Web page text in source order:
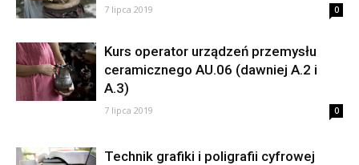
7 lipca 2019 0
Kurs operator urządzeń przemysłu
ceramicznego AU.06 (dawniej A.2 i
A.3)
7 lipca 2019 0
Technik grafiki i poligrafii cyfrowej